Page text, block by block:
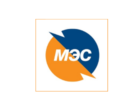
Кубок, посвященный Дню работника нефтяной и газовой промышленности